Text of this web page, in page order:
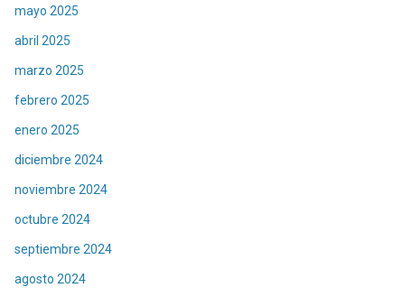
mayo 2025
abril 2025
marzo 2025
febrero 2025
enero 2025
diciembre 2024
noviembre 2024
octubre 2024
septiembre 2024
agosto 2024